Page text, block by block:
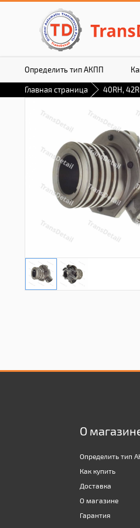
Определить тип АКПП
Главная страница 40RH,
О
Определить тип
Как купить
Доставка
О магазине
Гарантия